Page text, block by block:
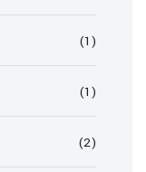
(1)
(1)
(2)